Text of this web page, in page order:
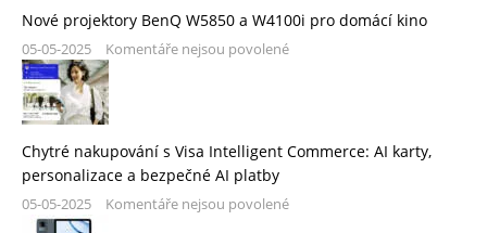
Nové projektory BenQ W5850 a W4100i pro domácí kino
05-05-2025 Komentáře nejsou povolené
Chytré nakupování s Visa Intelligent Commerce: AI karty,
personalizace a bezpečné AI platby
05-05-2025 Komentáře nejsou povolené